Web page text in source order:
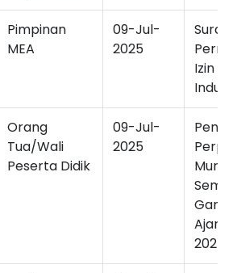
Pimpinan
MEA
09-Jul-
2025
Surat
Izin
Orang
Tua/Wali
Peserta Didik
09-Jul-
2025
Murid
Ganjil
Ajaran
2025/